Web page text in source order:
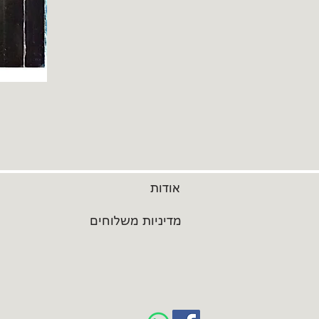
אודות
מדיניות משלוחים